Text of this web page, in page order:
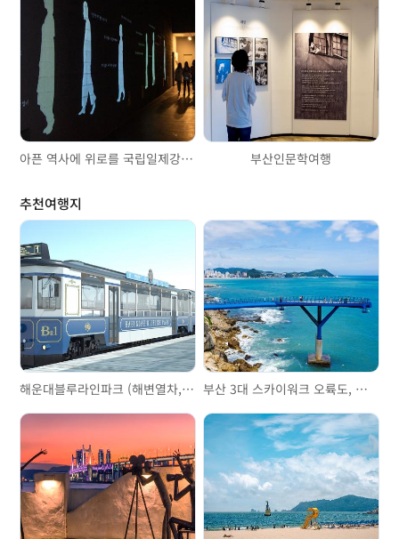
아픈 역사에 위로를 국립일제강제동원역사관 부산인문학여행
추천여행지
해운대블루라인파크 (해변열차, 스카이캡슐) 부산 3대 스카이워크 오륙도, 송도, 청사포